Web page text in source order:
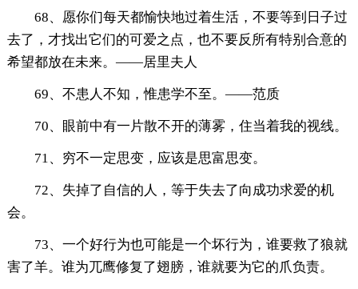
68、愿你们每天都愉快地过着生活，不要等到日子过
去了，才找出它们的可爱之点，也不要反所有特别合意的
希望都放在未来。——居里夫人
69、不患人不知，惟患学不至。——范质
70、眼前中有一片散不开的薄雾，住当着我的视线。
71、穷不一定思变，应该是思富思变。
72、失掉了自信的人，等于失去了向成功求爱的机
会。
73、一个好行为也可能是一个坏行为，谁要救了狼就
害了羊。谁为兀鹰修复了翅膀，谁就要为它的爪负责。